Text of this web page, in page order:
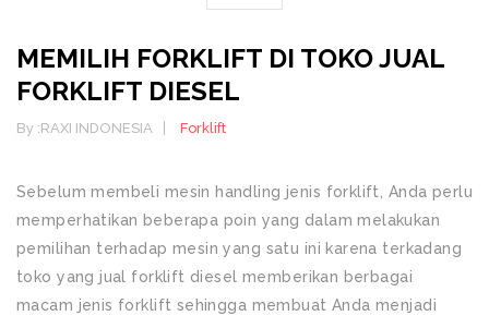
MEMILIH FORKLIFT DI TOKO JUAL
FORKLIFT DIESEL
By :RAXI INDONESIA Forklift
Sebelum membeli mesin handling jenis forklift, Anda perlu
memperhatikan beberapa poin yang dalam melakukan
pemilihan terhadap mesin yang satu ini karena terkadang
toko yang jual forklift diesel memberikan berbagai
macam jenis forklift sehingga membuat Anda menjadi